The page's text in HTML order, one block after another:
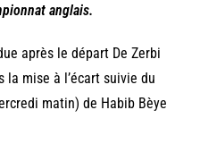
anglais.
après le départ De Zerbi
la mise à l’écart suivie du
matin) de Habib Bèye